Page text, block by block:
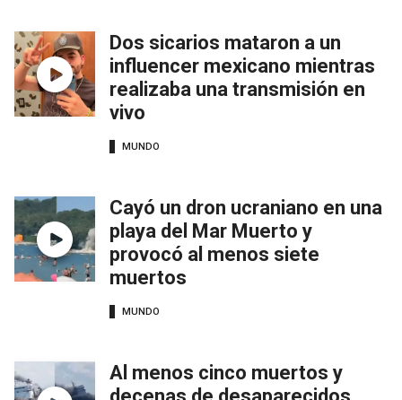
Dos sicarios mataron a un
influencer mexicano mientras
realizaba una transmisión en
vivo
MUNDO
Cayó un dron ucraniano en una
playa del Mar Muerto y
provocó al menos siete
muertos
MUNDO
Al menos cinco muertos y